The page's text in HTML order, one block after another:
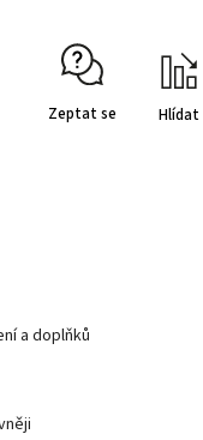
Zeptat se Hlídat
a doplňků